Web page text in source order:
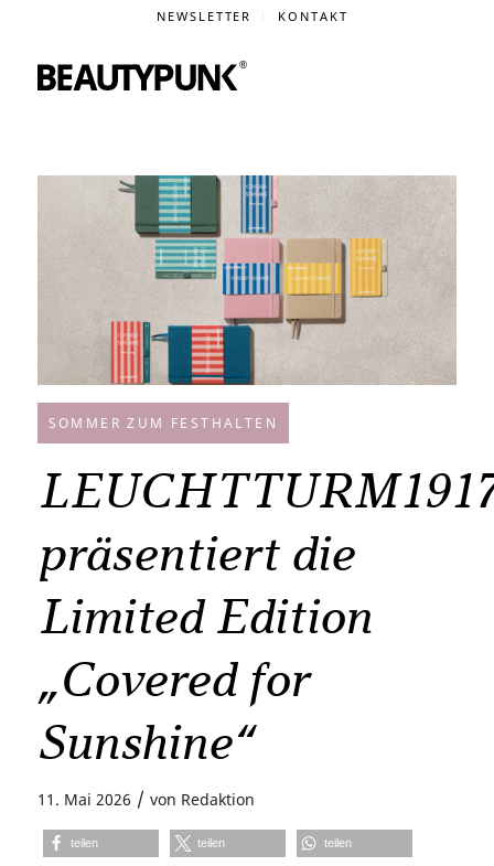
NEWSLETTER KONTAKT
SOMMER ZUM FESTHALTEN
präsentiert die
Limited Edition
„Covered for
Sunshine“
11. Mai 2026 / von Redaktion
teilen teilen teilen